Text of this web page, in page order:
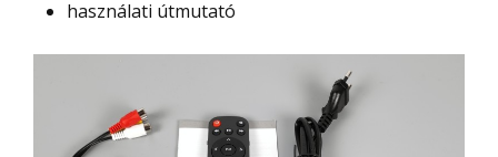
használati útmutató